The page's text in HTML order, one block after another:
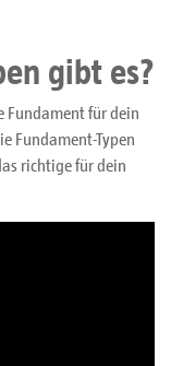
gibt es?
Fundament für dein
Fundament-Typen
richtige für dein